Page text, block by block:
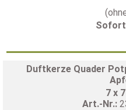
Duftkerze Quader
7 x
Art.-Nr.: